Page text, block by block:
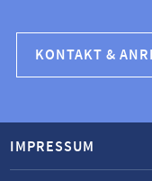
KONTAKT &
IMPRESSUM